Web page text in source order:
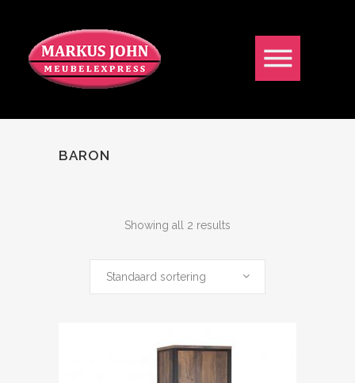
BARON
Showing all 2 results
Standaard sortering